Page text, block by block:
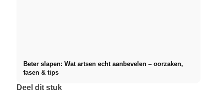
Beter slapen: Wat artsen echt aanbevelen – oorzaken,
fasen & tips
Deel dit stuk